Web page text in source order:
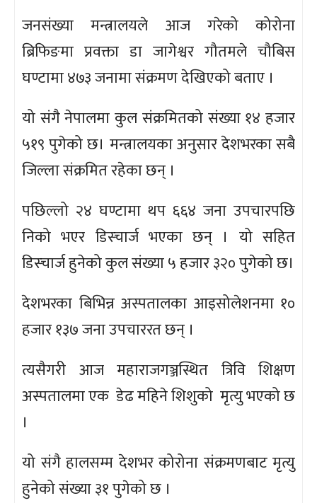
जनसंख्या मन्त्रालयले आज गरेको कोरोना
ब्रिफिङमा प्रवक्ता डा जागेश्वर गौतमले चौबिस
घण्टामा ४७३ जनामा संक्रमण देखिएको बताए ।
यो संगै नेपालमा कुल संक्रमितको संख्या १४ हजार
५१९ पुगेको छ। मन्त्रालयका अनुसार देशभरका सबै
जिल्ला संक्रमित रहेका छन् ।
पछिल्लो २४ घण्टामा थप ६६४ जना उपचारपछि
निको भएर डिस्चार्ज भएका छन् । यो सहित
डिस्चार्ज हुनेको कुल संख्या ५ हजार ३२० पुगेको छ।
देशभरका बिभिन्न अस्पतालका आइसोलेशनमा १०
हजार १३७ जना उपचाररत छन् ।
त्यसैगरी आज महाराजगञ्जस्थित त्रिवि शिक्षण
अस्पतालमा एक डेढ महिने शिशुको मृत्यु भएको छ
।
यो संगै हालसम्म देशभर कोरोना संक्रमणबाट मृत्यु
हुनेको संख्या ३१ पुगेको छ ।